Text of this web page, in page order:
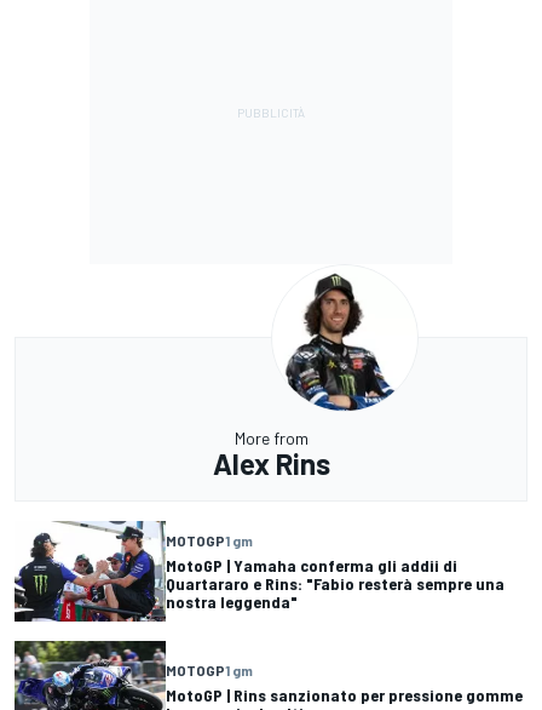
More from
Alex Rins
MOTOGP1 gm
MotoGP | Yamaha conferma gli addii di
Quartararo e Rins: "Fabio resterà sempre una
nostra leggenda"
MOTOGP1 gm
MotoGP | Rins sanzionato per pressione gomme